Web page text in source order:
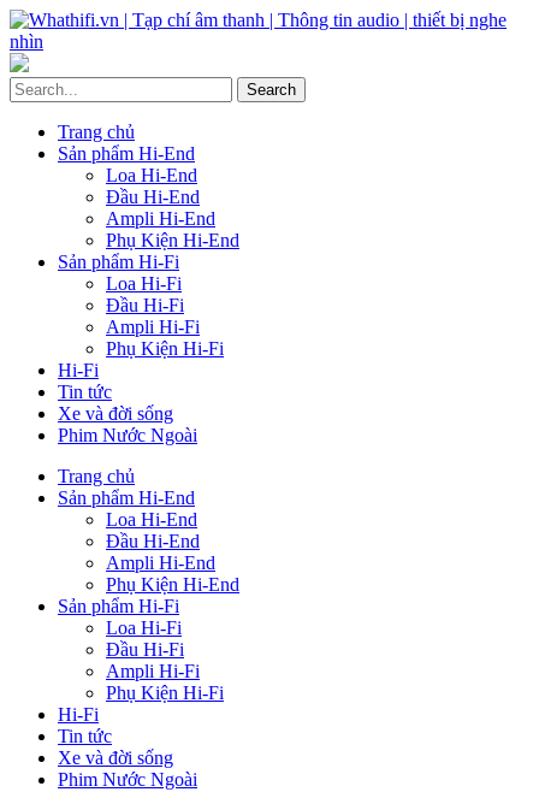
Trang chủ
Sản phẩm Hi-End
Loa Hi-End
Đầu Hi-End
Ampli Hi-End
Phụ Kiện Hi-End
Sản phẩm Hi-Fi
Loa Hi-Fi
Đầu Hi-Fi
Ampli Hi-Fi
Phụ Kiện Hi-Fi
Hi-Fi
Tin tức
Xe và đời sống
Phim Nước Ngoài
Trang chủ
Sản phẩm Hi-End
Loa Hi-End
Đầu Hi-End
Ampli Hi-End
Phụ Kiện Hi-End
Sản phẩm Hi-Fi
Loa Hi-Fi
Đầu Hi-Fi
Ampli Hi-Fi
Phụ Kiện Hi-Fi
Hi-Fi
Tin tức
Xe và đời sống
Phim Nước Ngoài